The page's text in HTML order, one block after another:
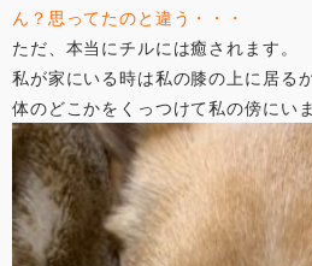
ん？思ってたのと違う・・・
ただ、本当にチルには癒されます。
私が家にいる時は私の膝の上に居る
体のどこかをくっつけて私の傍にいま